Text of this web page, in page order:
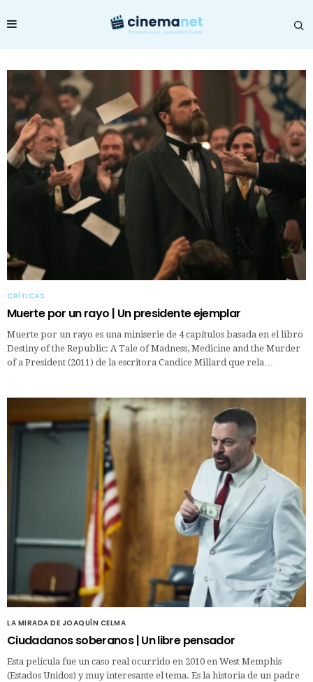
CRÍTICAS
Muerte por un rayo | Un presidente ejemplar
Muerte por un rayo es una miniserie de 4 capítulos basada en el libro
Destiny of the Republic: A Tale of Madness, Medicine and the Murder
of a President (2011) de la escritora Candice Millard que rela…
LA MIRADA DE JOAQUÍN CELMA
Ciudadanos soberanos | Un libre pensador
Esta película fue un caso real ocurrido en 2010 en West Memphis
(Estados Unidos) y muy interesante el tema. Es la historia de un padre